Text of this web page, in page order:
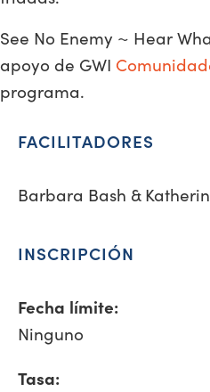
See No Enemy ~ Hear
apoyo de GWI
programa.
FACILITADORES
Barbara Bash &
INSCRIPCIÓN
Fecha límite:
Ninguno
Tasa: